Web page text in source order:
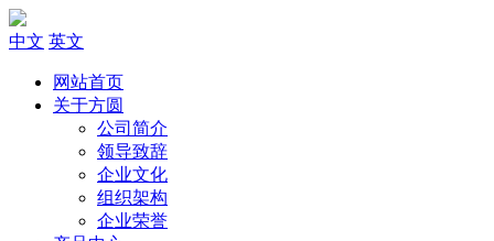
中文 英文
网站首页
关于方圆
公司简介
领导致辞
企业文化
组织架构
企业荣誉